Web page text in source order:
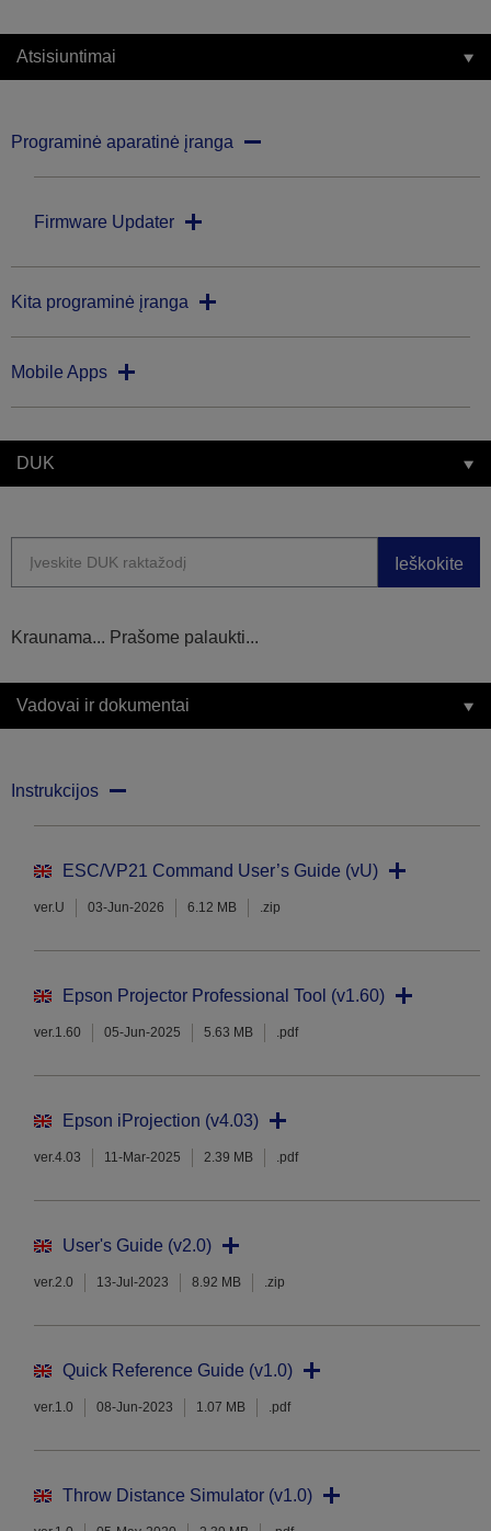
Atsisiuntimai
Programinė aparatinė įranga
Firmware Updater
Kita programinė įranga
Mobile Apps
DUK
Ieškokite
Kraunama... Prašome palaukti...
Vadovai ir dokumentai
Instrukcijos
ESC/VP21 Command User’s Guide (vU)
ver.U 03-Jun-2026 6.12 MB .zip
Epson Projector Professional Tool (v1.60)
ver.1.60 05-Jun-2025 5.63 MB .pdf
Epson iProjection (v4.03)
ver.4.03 11-Mar-2025 2.39 MB .pdf
User's Guide (v2.0)
ver.2.0 13-Jul-2023 8.92 MB .zip
Quick Reference Guide (v1.0)
ver.1.0 08-Jun-2023 1.07 MB .pdf
Throw Distance Simulator (v1.0)